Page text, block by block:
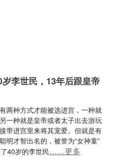
李世民，13年后跟皇帝
两种方式才能被选进宫，一种就
一种就是皇帝或者太子出去游玩
带进宫里来将其宠爱。但就是有
明才智出名的，被誉为“女神童”
40岁的李世民……更多